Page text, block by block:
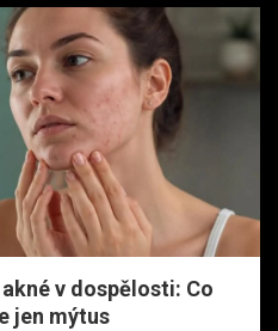
v dospělosti: Co
jen mýtus